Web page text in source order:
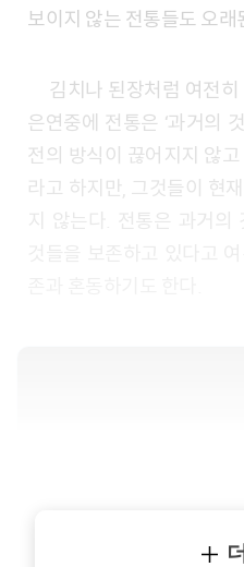
보이지 않는 전통들도 오
김치나 된장처럼 여전히 즐기는 음식들이 있긴 해도,
은연중에 전통은 ‘과거의
전의 방식이 끊어지지 않
라고 하지만, 그것들이 현
지 않는다. 전통은 과거의